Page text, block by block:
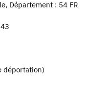
Département : 54 FR
déportation)